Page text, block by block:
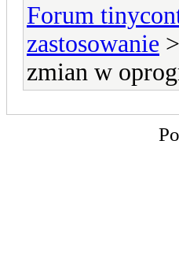
Forum
zastosowanie >
zmian w